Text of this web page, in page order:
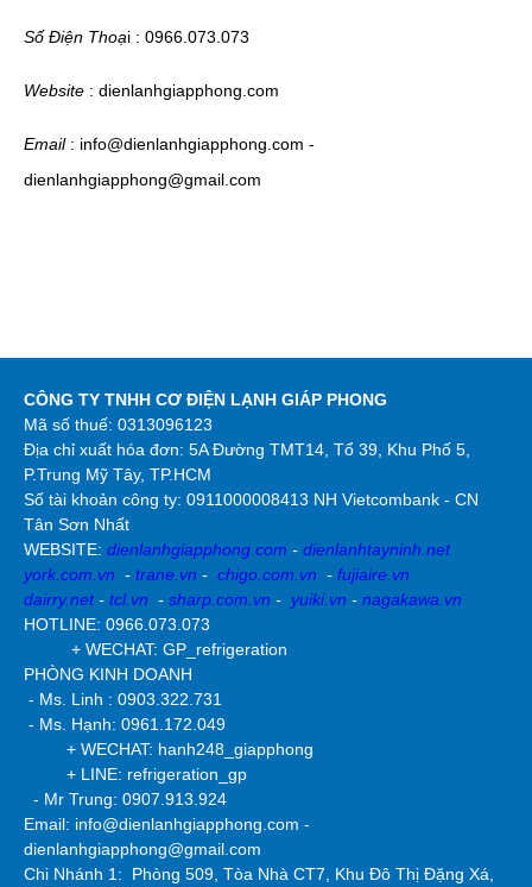
Số Điện Thoại : 0966.073.073
Website : dienlanhgiapphong.com
Email: info@dienlanhgiapphong.com -
dienlanhgiapphong@gmail.com
CÔNG TY TNHH CƠ ĐIỆN LẠNH GIÁP PHONG
Mã số thuế: 0313096123
Địa chỉ xuất hóa đơn: 5A Đường TMT14, Tổ 39, Khu Phố 5,
P.Trung Mỹ Tây, TP.HCM
Số tài khoản công ty: 0911000008413 NH Vietcombank - CN
Tân Sơn Nhất
WEBSITE: dienlanhgiapphong.com - dienlanhtayninh.net
york.com.vn - trane.vn - chigo.com.vn - fujiaire.vn
dairry.net- tcl.vn - sharp.com.vn - yuiki.vn - nagakawa.vn
HOTLINE: 0966.073.073
+ WECHAT: GP_refrigeration
PHÒNG KINH DOANH
- Ms. Linh : 0903.322.731
- Ms. Hạnh: 0961.172.049
+ WECHAT: hanh248_giapphong
+ LINE: refrigeration_gp
- Mr Trung: 0907.913.924
Email: info@dienlanhgiapphong.com -
dienlanhgiapphong@gmail.com
Chi Nhánh 1: Phòng 509, Tòa Nhà CT7, Khu Đô Thị Đặng Xá,